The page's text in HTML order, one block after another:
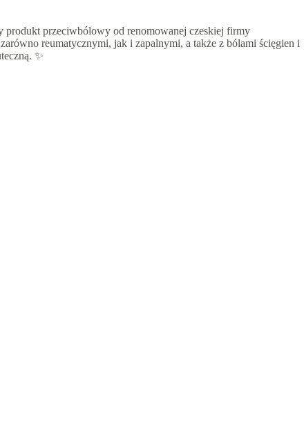
przeciwbólowy od renomowanej czeskiej firmy
reumatycznymi, jak i zapalnymi, a także z bólami ścięgien i
✨